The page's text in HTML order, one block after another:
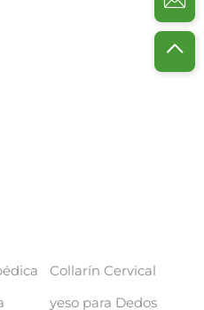
Collarín Cervical
yeso para Dedos